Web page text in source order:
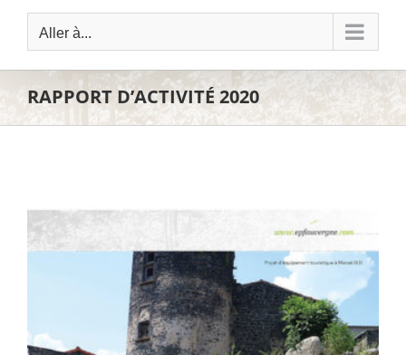
Aller à...
RAPPORT D’ACTIVITÉ 2020